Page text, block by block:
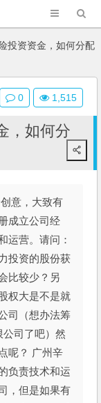
投资资金，如何分配
，如何分
意，大致有
成立公司经
运营。请问：
投资的股份获
比较少？另
权大是不是就
司（想办法筹
司了吧）然
呢？ 广州辛
负责技术和运
，但是如果有
0 1,515